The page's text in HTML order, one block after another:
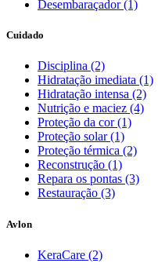
Desembaraçador (1)
Cuidado
Disciplina (2)
Hidratação imediata (1)
Hidratação intensa (2)
Nutrição e maciez (4)
Proteção da cor (1)
Proteção solar (1)
Proteção térmica (2)
Reconstrução (1)
Repara os pontas (3)
Restauração (3)
Avlon
KeraCare (2)